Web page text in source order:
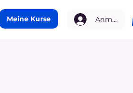
Meine Kurse Anmelden